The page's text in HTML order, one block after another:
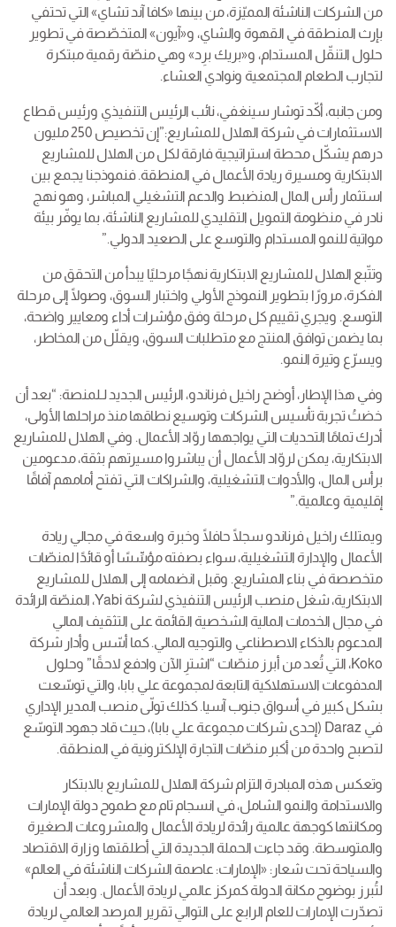
من الشركات الناشئة المميّزة، من بينها «كافا آند تشاي» التي تحتفي
بإرث المنطقة في القهوة والشاي، و«آيون» المتخصّصة في تطوير
حلول التنقّل المستدام، و«بريك برِد» وهي منصّة رقمية مبتكرة
لتجارب الطعام المجتمعية ونوادي العشاء.
ومن جانبه، أكّد توشار سينغفي، نائب الرئيس التنفيذي ورئيس قطاع
الاستثمارات في شركة الهلال للمشاريع:”إن تخصيص 250 مليون
درهم يشكّل محطة استراتيجية فارقة لكل من الهلال للمشاريع
الابتكارية ومسيرة ريادة الأعمال في المنطقة. فنموذجنا يجمع بين
استثمار رأس المال المنضبط والدعم التشغيلي المباشر، وهو نهج
نادر في منظومة التمويل التقليدي للمشاريع الناشئة، بما يوفّر بيئة
مواتية للنمو المستدام والتوسع على الصعيد الدولي.”
وتتّبع الهلال للمشاريع الابتكارية نهجًا مرحليًا يبدأ من التحقق من
الفكرة، مرورًا بتطوير النموذج الأولي واختبار السوق، وصولًا إلى مرحلة
التوسع. ويجري تقييم كل مرحلة وفق مؤشرات أداء ومعايير واضحة،
بما يضمن توافق المنتج مع متطلبات السوق، ويقلّل من المخاطر،
ويسرّع وتيرة النمو.
وفي هذا الإطار، أوضح راخيل فرناندو، الرئيس الجديد لـلمنصة: “بعد أن
خضتُ تجربة تأسيس الشركات وتوسيع نطاقها منذ مراحلها الأولى،
أدرك تمامًا التحديات التي يواجهها روّاد الأعمال. وفي الهلال للمشاريع
الابتكارية، يمكن لروّاد الأعمال أن يباشروا مسيرتهم بثقة، مدعومين
برأس المال، والأدوات التشغيلية، والشراكات التي تفتح أمامهم آفاقًا
إقليمية وعالمية.”
ويمتلك راخيل فرناندو سجلًا حافلًا وخبرة واسعة في مجالي ريادة
الأعمال والإدارة التشغيلية، سواء بصفته مؤسِّسًا أو قائدًا لمنصّات
متخصصة في بناء المشاريع. وقبل انضمامه إلى الهلال للمشاريع
الابتكارية، شغل منصب الرئيس التنفيذي لشركة Yabi، المنصّة الرائدة
في مجال الخدمات المالية الشخصية القائمة على التثقيف المالي
المدعوم بالذكاء الاصطناعي والتوجيه المالي. كما أسّس وأدار شركة
Koko، التي تُعد من أبرز منصّات “اشترِ الآن وادفع لاحقًا” وحلول
المدفوعات الاستهلاكية التابعة لمجموعة علي بابا، والتي توسّعت
بشكل كبير في أسواق جنوب آسيا. كذلك تولّى منصب المدير الإداري
في Daraz (إحدى شركات مجموعة علي بابا)، حيث قاد جهود التوسّع
لتصبح واحدة من أكبر منصّات التجارة الإلكترونية في المنطقة.
وتعكس هذه المبادرة التزام شركة الهلال للمشاريع بالابتكار
والاستدامة والنمو الشامل، في انسجام تام مع طموح دولة الإمارات
ومكانتها كوجهة عالمية رائدة لريادة الأعمال والمشروعات الصغيرة
والمتوسطة. وقد جاءت الحملة الجديدة التي أطلقتها وزارة الاقتصاد
والسياحة تحت شعار: «الإمارات: عاصمة الشركات الناشئة في العالم»
لتُبرز بوضوح مكانة الدولة كمركز عالمي لريادة الأعمال. وبعد أن
تصدّرت الإمارات للعام الرابع على التوالي تقرير المرصد العالمي لريادة